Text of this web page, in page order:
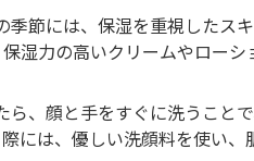
季節には、保湿を重視したス
湿力の高いクリームやローシ
ら、顔と手をすぐに洗うこと
には、優しい洗顔料を使い、